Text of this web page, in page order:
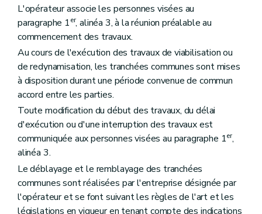
L'opérateur associe les personnes visées au
paragraphe 1er, alinéa 3, à la réunion préalable au
commencement des travaux.
Au cours de l'exécution des travaux de viabilisation ou
de redynamisation, les tranchées communes sont mises
à disposition durant une période convenue de commun
accord entre les parties.
Toute modification du début des travaux, du délai
d'exécution ou d'une interruption des travaux est
communiquée aux personnes visées au paragraphe 1er,
alinéa 3.
Le déblayage et le remblayage des tranchées
communes sont réalisées par l'entreprise désignée par
l'opérateur et se font suivant les règles de l'art et les
législations en vigueur en tenant compte des indications